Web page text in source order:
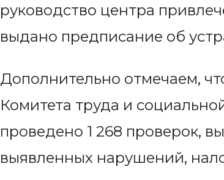
руководство центра
выдано предписание об
Дополнительно отмечаем,
Комитета труда и
проведено 1 268 проверок,
выявленных нарушений,